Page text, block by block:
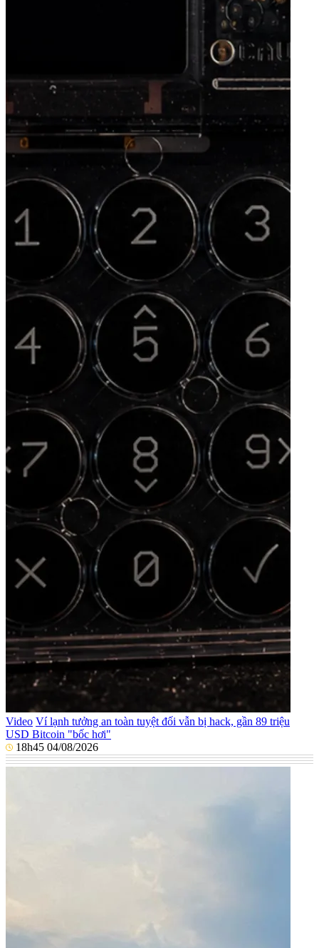
Video Ví lạnh tưởng an toàn tuyệt đối vẫn bị hack, gần 89 triệu
USD Bitcoin "bốc hơi"
18h45 04/08/2026